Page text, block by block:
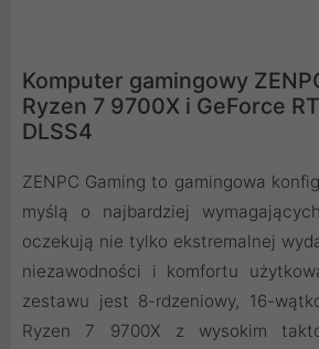
Komputer gamingowy
Ryzen 7 9700X i GeForce
DLSS4
ZENPC Gaming to gamingowa
myślą o najbardziej
oczekują nie tylko ekstremalnej
niezawodności i komfortu
zestawu jest 8-rdzeniowy, 16-
Ryzen 7 9700X z wysokim